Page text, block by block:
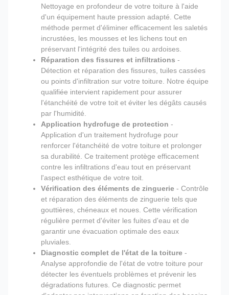
Nettoyage en profondeur de votre toiture à l'aide
d'un équipement haute pression adapté. Cette
méthode permet d'éliminer efficacement les saletés
incrustées, les mousses et les lichens tout en
préservant l'intégrité des tuiles ou ardoises.
Réparation des fissures et infiltrations -
Détection et réparation des fissures, tuiles cassées
ou points d'infiltration sur votre toiture. Notre équipe
qualifiée intervient rapidement pour assurer
l'étanchéité de votre toit et éviter les dégâts causés
par l'humidité.
Application hydrofuge de protection -
Application d'un traitement hydrofuge pour
renforcer l'étanchéité de votre toiture et prolonger
sa durabilité. Ce traitement protège efficacement
contre les infiltrations d'eau tout en préservant
l'aspect esthétique de votre toit.
Vérification des éléments de zinguerie - Contrôle
et réparation des éléments de zinguerie tels que
gouttières, chéneaux et noues. Cette vérification
régulière permet d'éviter les fuites d'eau et de
garantir une évacuation optimale des eaux
pluviales.
Diagnostic complet de l'état de la toiture -
Analyse approfondie de l'état de votre toiture pour
détecter les éventuels problèmes et prévenir les
dégradations futures. Ce diagnostic permet